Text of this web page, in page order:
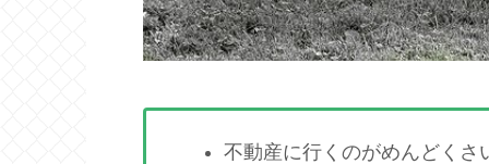
不動産に行くのがめんどくさ